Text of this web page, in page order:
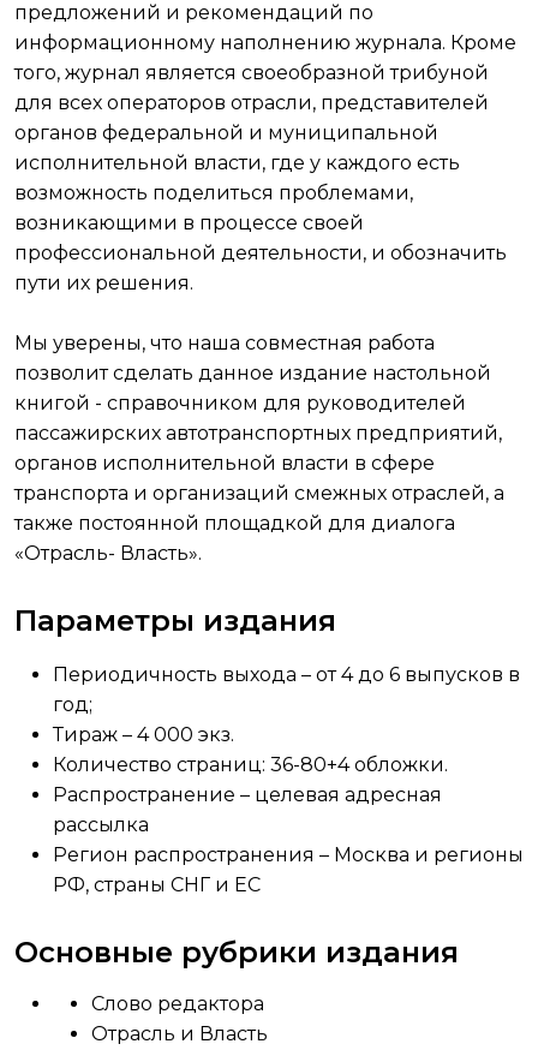
предложений и рекомендаций по
информационному наполнению журнала. Кроме
того, журнал является своеобразной трибуной
для всех операторов отрасли, представителей
органов федеральной и муниципальной
исполнительной власти, где у каждого есть
возможность поделиться проблемами,
возникающими в процессе своей
профессиональной деятельности, и обозначить
пути их решения.
Мы уверены, что наша совместная работа
позволит сделать данное издание настольной
книгой - справочником для руководителей
пассажирских автотранспортных предприятий,
органов исполнительной власти в сфере
транспорта и организаций смежных отраслей, а
также постоянной площадкой для диалога
«Отрасль- Власть».
Параметры издания
Периодичность выхода – от 4 до 6 выпусков в
год;
Тираж – 4 000 экз.
Количество страниц: 36-80+4 обложки.
Распространение – целевая адресная
рассылка
Регион распространения – Москва и регионы
РФ, страны СНГ и ЕС
Основные рубрики издания
Слово редактора
Отрасль и Власть